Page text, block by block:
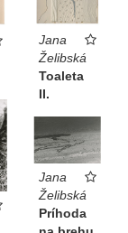
Jana
Želibská
Toaleta
II.
Jana
Želibská
Príhoda